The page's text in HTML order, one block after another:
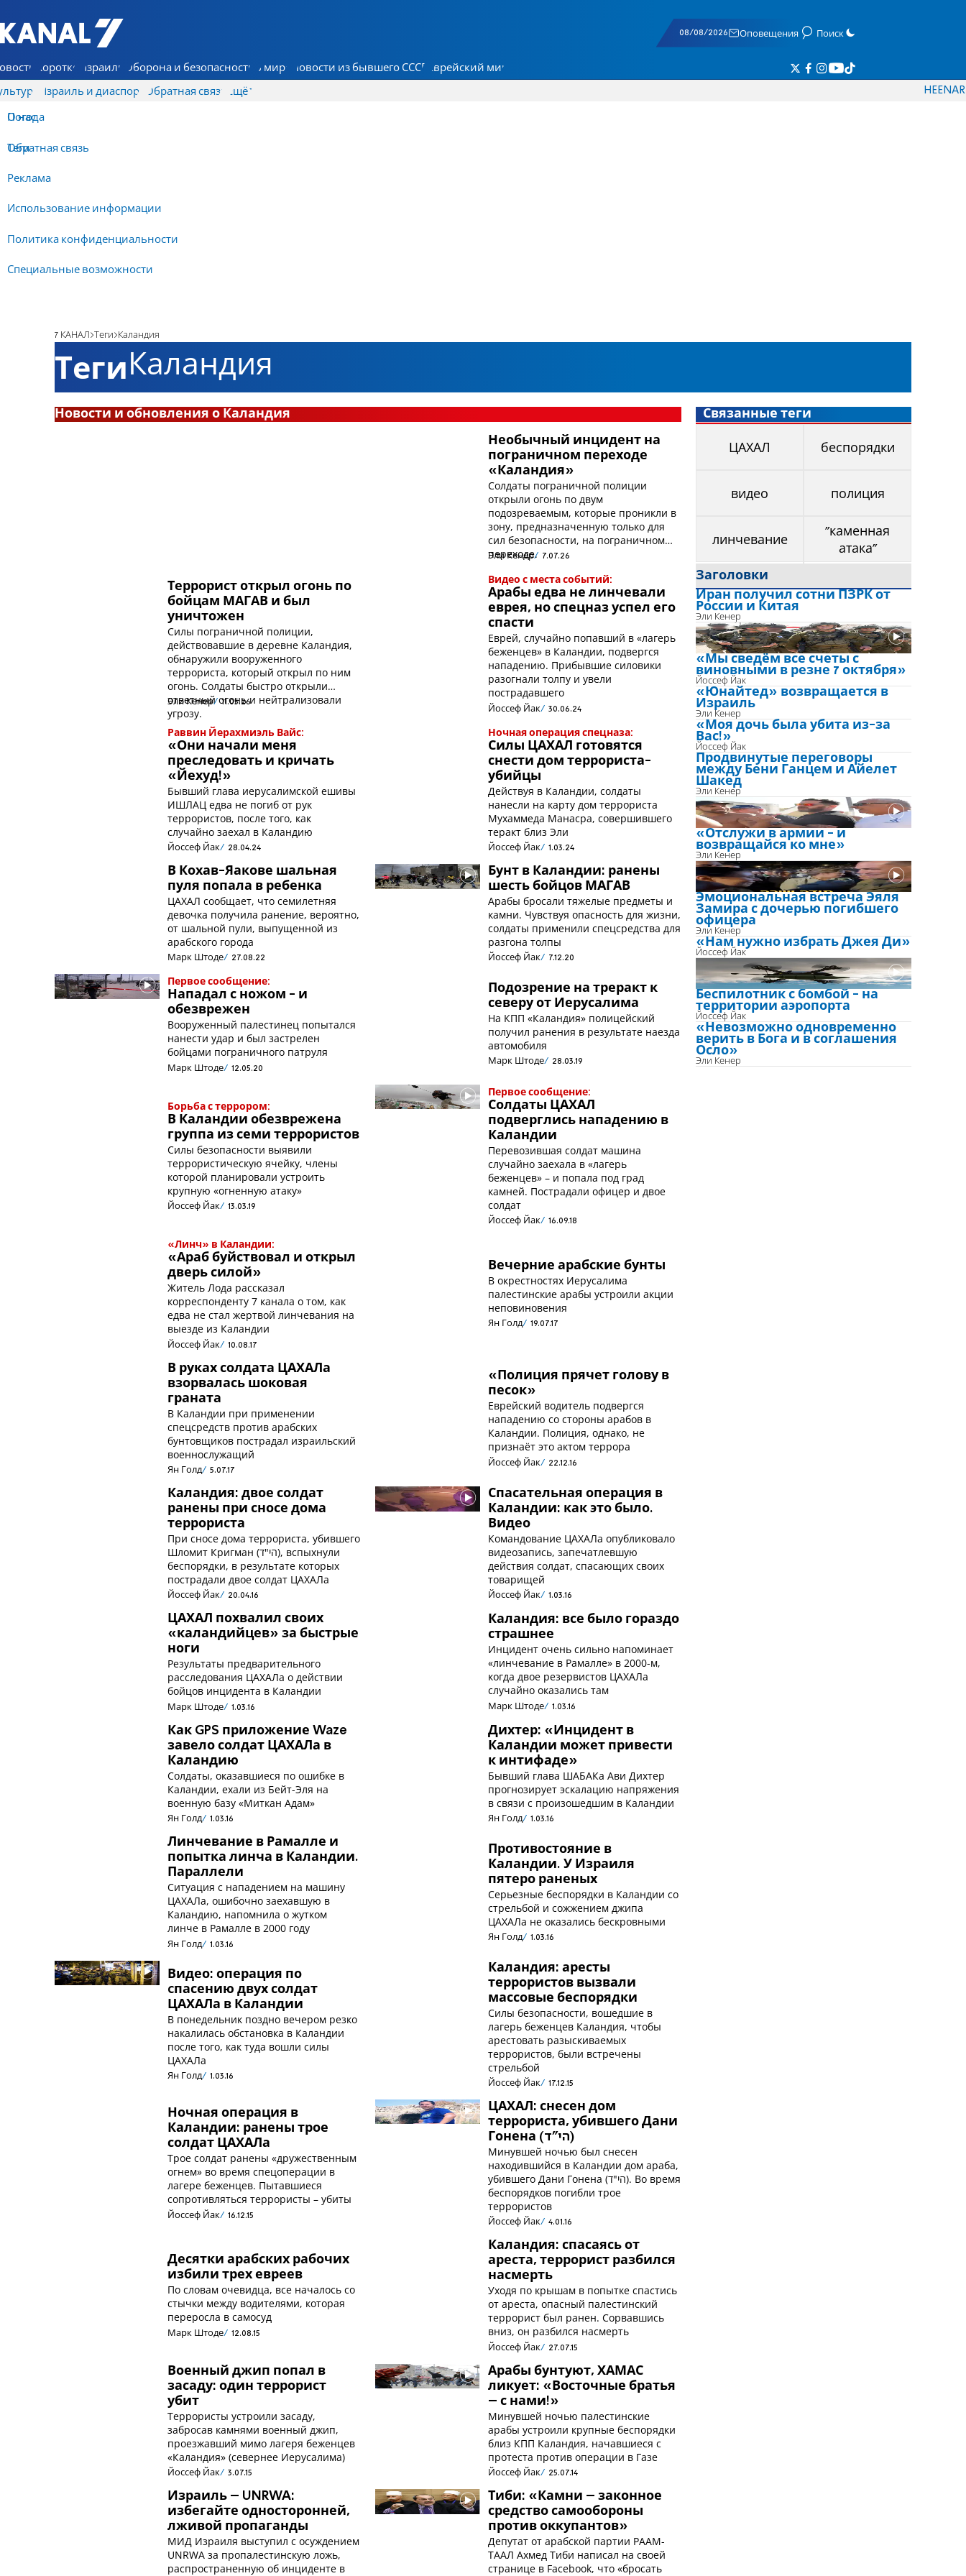
7 КАНАЛ - Аруц Шева
08/08/2026 Оповещения Поиск
Коротко Израиль Оборона и безопасность В мире Новости из бывшего СССР Еврейский мир
Израиль и диаспора Обратная связь
О нас
Обратная связь
Реклама
Использование информации
Политика конфиденциальности
Специальные возможности
Ещё
Погода
Теги
HEENAR
7 КАНАЛ Теги Каландия
ТегиКаландия
Новости и обновления о Каландия
Необычный инцидент на
пограничном переходе
«Каландия»
Солдаты пограничной полиции
открыли огонь по двум
подозреваемым, которые проникли в
зону, предназначенную только для
сил безопасности, на пограничном
переходе.
Эли Кенер 7.07.26
Террорист открыл огонь по
бойцам МАГАВ и был
уничтожен
Силы пограничной полиции,
действовавшие в деревне Каландия,
обнаружили вооруженного
террориста, который открыл по ним
огонь. Солдаты быстро открыли
ответный огонь и нейтрализовали
угрозу.
Эли Кенер 11.05.26
Видео с места событий:
Арабы едва не линчевали
еврея, но спецназ успел его
спасти
Еврей, случайно попавший в «лагерь
беженцев» в Каландии, подвергся
нападению. Прибывшие силовики
разогнали толпу и увели
пострадавшего
Йоссеф Йак 30.06.24
Раввин Йерахмиэль Вайс:
«Они начали меня
преследовать и кричать
«Йехуд!»
Бывший глава иерусалимской ешивы
ИШЛАЦ едва не погиб от рук
террористов, после того, как
случайно заехал в Каландию
Йоссеф Йак 28.04.24
Ночная операция спецназа:
Силы ЦАХАЛ готовятся
снести дом террориста-
убийцы
Действуя в Каландии, солдаты
нанесли на карту дом террориста
Мухаммеда Манасра, совершившего
теракт близ Эли
Йоссеф Йак 1.03.24
В Кохав-Яакове шальная
пуля попала в ребенка
ЦАХАЛ сообщает, что семилетняя
девочка получила ранение, вероятно,
от шальной пули, выпущенной из
арабского города
Марк Штоде 27.08.22
Бунт в Каландии: ранены
шесть бойцов МАГАВ
Арабы бросали тяжелые предметы и
камни. Чувствуя опасность для жизни,
солдаты применили спецсредства для
разгона толпы
Йоссеф Йак 7.12.20
Первое сообщение:
Нападал с ножом - и
обезврежен
Вооруженный палестинец попытался
нанести удар и был застрелен
бойцами пограничного патруля
Марк Штоде 12.05.20
Подозрение на треракт к
северу от Иерусалима
На КПП «Каландия» полицейский
получил ранения в результате наезда
автомобиля
Марк Штоде 28.03.19
Борьба с террором:
В Каландии обезврежена
группа из семи террористов
Силы безопасности выявили
террористическую ячейку, члены
которой планировали устроить
крупную «огненную атаку»
Йоссеф Йак 13.03.19
Первое сообщение:
Солдаты ЦАХАЛ
подверглись нападению в
Каландии
Перевозившая солдат машина
случайно заехала в «лагерь
беженцев» – и попала под град
камней. Пострадали офицер и двое
солдат
Йоссеф Йак 16.09.18
«Линч» в Каландии:
«Араб буйствовал и открыл
дверь силой»
Житель Лода рассказал
корреспонденту 7 канала о том, как
едва не стал жертвой линчевания на
выезде из Каландии
Йоссеф Йак 10.08.17
Вечерние арабские бунты
В окрестностях Иерусалима
палестинские арабы устроили акции
неповиновения
Ян Голд 19.07.17
В руках солдата ЦАХАЛа
взорвалась шоковая
граната
В Каландии при применении
спецсредств против арабских
бунтовщиков пострадал израильский
военнослужащий
Ян Голд 5.07.17
«Полиция прячет голову в
песок»
Еврейский водитель подвергся
нападению со стороны арабов в
Каландии. Полиция, однако, не
признаёт это актом террора
Йоссеф Йак 22.12.16
Каландия: двое солдат
ранены при сносе дома
террориста
При сносе дома террориста, убившего
Шломит Кригман (הי"ד), вспыхнули
беспорядки, в результате которых
пострадали двое солдат ЦАХАЛа
Йоссеф Йак 20.04.16
Спасательная операция в
Каландии: как это было.
Видео
Командование ЦАХАЛа опубликовало
видеозапись, запечатлевшую
действия солдат, спасающих своих
товарищей
Йоссеф Йак 1.03.16
ЦАХАЛ похвалил своих
«каландийцев» за быстрые
ноги
Результаты предварительного
расследования ЦАХАЛа о действии
бойцов инцидента в Каландии
Марк Штоде 1.03.16
Каландия: все было гораздо
страшнее
Инцидент очень сильно напоминает
«линчевание в Рамалле» в 2000-м,
когда двое резервистов ЦАХАЛа
случайно оказались там
Марк Штоде 1.03.16
Как GPS приложение Waze
завело солдат ЦАХАЛа в
Каландию
Солдаты, оказавшиеся по ошибке в
Каландии, ехали из Бейт-Эля на
военную базу «Миткан Адам»
Ян Голд 1.03.16
Дихтер: «Инцидент в
Каландии может привести
к интифаде»
Бывший глава ШАБАКа Ави Дихтер
прогнозирует эскалацию напряжения
в связи с произошедшим в Каландии
Ян Голд 1.03.16
Линчевание в Рамалле и
попытка линча в Каландии.
Параллели
Ситуация с нападением на машину
ЦАХАЛа, ошибочно заехавшую в
Каландию, напомнила о жутком
линче в Рамалле в 2000 году
Ян Голд 1.03.16
Противостояние в
Каландии. У Израиля
пятеро раненых
Серьезные беспорядки в Каландии со
стрельбой и сожжением джипа
ЦАХАЛа не оказались бескровными
Ян Голд 1.03.16
Видео: операция по
cпасению двух солдат
ЦАХАЛа в Каландии
В понедельник поздно вечером резко
накалилась обстановка в Каландии
после того, как туда вошли силы
ЦАХАЛа
Ян Голд 1.03.16
Каландия: аресты
террористов вызвали
массовые беспорядки
Силы безопасности, вошедшие в
лагерь беженцев Каландия, чтобы
арестовать разыскиваемых
террористов, были встречены
стрельбой
Йоссеф Йак 17.12.15
Ночная операция в
Каландии: ранены трое
солдат ЦАХАЛа
Трое солдат ранены «дружественным
огнем» во время спецоперации в
лагере беженцев. Пытавшиеся
сопротивляться террористы – убиты
Йоссеф Йак 16.12.15
ЦАХАЛ: снесен дом
террориста, убившего Дани
Гонена (הי"ד)
Минувшей ночью был снесен
находившийся в Каландии дом араба,
убившего Дани Гонена (הי"ד). Во время
беспорядков погибли трое
террористов
Йоссеф Йак 4.01.16
Десятки арабских рабочих
избили трех евреев
По словам очевидца, все началось со
стычки между водителями, которая
переросла в самосуд
Марк Штоде 12.08.15
Каландия: спасаясь от
ареста, террорист разбился
насмерть
Уходя по крышам в попытке спастись
от ареста, опасный палестинский
террорист был ранен. Сорвавшись
вниз, он разбился насмерть
Йоссеф Йак 27.07.15
Военный джип попал в
засаду: один террорист
убит
Террористы устроили засаду,
забросав камнями военный джип,
проезжавший мимо лагеря беженцев
«Каландия» (севернее Иерусалима)
Йоссеф Йак 3.07.15
Арабы бунтуют, ХАМАС
ликует: «Восточные братья
– с нами!»
Минувшей ночью палестинские
арабы устроили крупные беспорядки
близ КПП Каландия, начавшиеся с
протеста против операции в Газе
Йоссеф Йак 25.07.14
Израиль – UNRWA:
избегайте односторонней,
лживой пропаганды
МИД Израиля выступил с осуждением
UNRWA за пропалестинскую ложь,
распространенную об инциденте в
Тиби: «Камни – законное
средство самообороны
против оккупантов»
Депутат от арабской партии РААМ-
ТААЛ Ахмед Тиби написал на своей
странице в Facebook, что «бросать
Связанные теги
ЦАХАЛ беспорядки
видео полиция
линчевание
"каменная
атака"
Заголовки
Иран получил сотни ПЗРК от
России и Китая
Эли Кенер
«Мы сведём все счеты с
виновными в резне 7 октября»
Йоссеф Йак
«Юнайтед» возвращается в
Израиль
Эли Кенер
«Моя дочь была убита из-за
Вас!»
Йоссеф Йак
Продвинутые переговоры
между Бени Ганцем и Айелет
Шакед
Эли Кенер
«Отслужи в армии - и
возвращайся ко мне»
Эли Кенер
Эмоциональная встреча Эяля
Замира с дочерью погибшего
офицера
Эли Кенер
«Нам нужно избрать Джея Ди»
Йоссеф Йак
Беспилотник с бомбой - на
территории аэропорта
Йоссеф Йак
«Невозможно одновременно
верить в Бога и в соглашения
Осло»
Эли Кенер